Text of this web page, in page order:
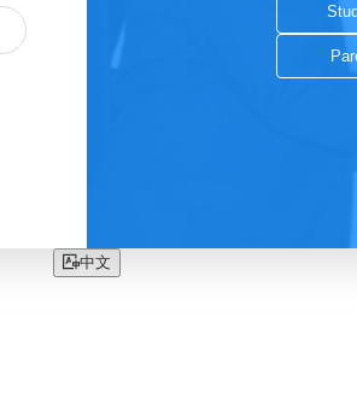
中文